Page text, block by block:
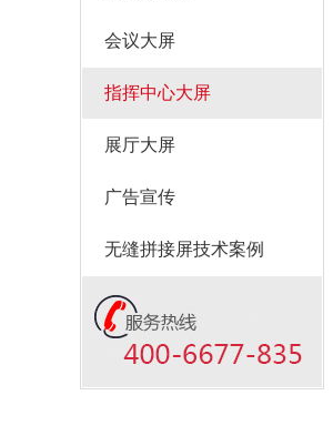
会议大屏
指挥中心大屏
展厅大屏
广告宣传
无缝拼接屏技术案例